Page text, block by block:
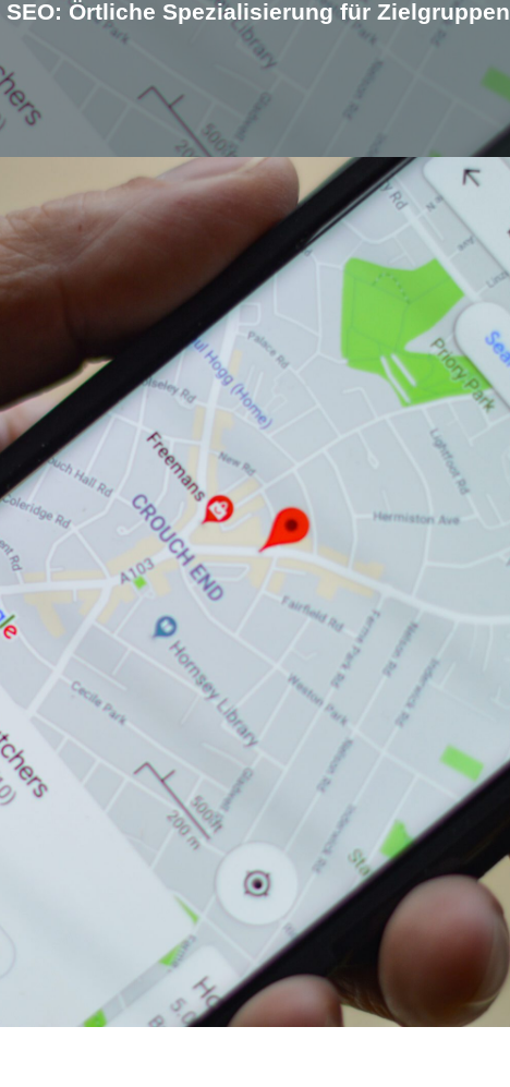
Örtliche Spezialisierung für Zielgruppen